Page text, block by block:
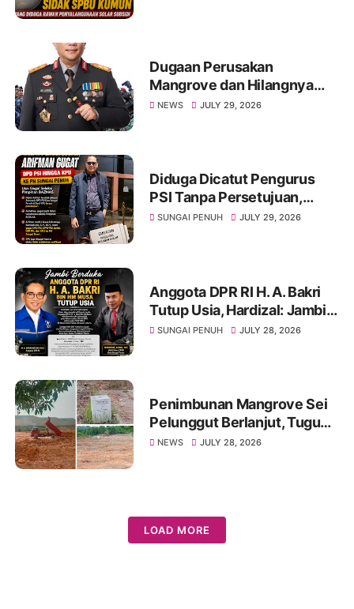
Dugaan Perusakan
Mangrove dan Hilangnya
Tugu HL 24, KMPK Desak
NEWS JULY 29, 2026
Diduga Dicatut Pengurus
PSI Tanpa Persetujuan,
Arifman Resmi Gugat DPD
SUNGAI PENUH JULY 29, 2026
Anggota DPR RI H. A. Bakri
Tutup Usia, Hardizal: Jambi
Kehilangan Salah Satu Putra
SUNGAI PENUH JULY 28, 2026
Penimbunan Mangrove Sei
Pelunggut Berlanjut, Tugu
“Dilarang Mengganggu Milik
NEWS JULY 28, 2026
LOAD MORE